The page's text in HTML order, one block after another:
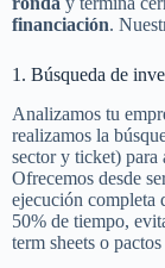
financiación.
1. Búsqueda de
Analizamos tu
realizamos la
sector y ticket) para
Ofrecemos desde
ejecución completa
50% de tiempo,
term sheets o